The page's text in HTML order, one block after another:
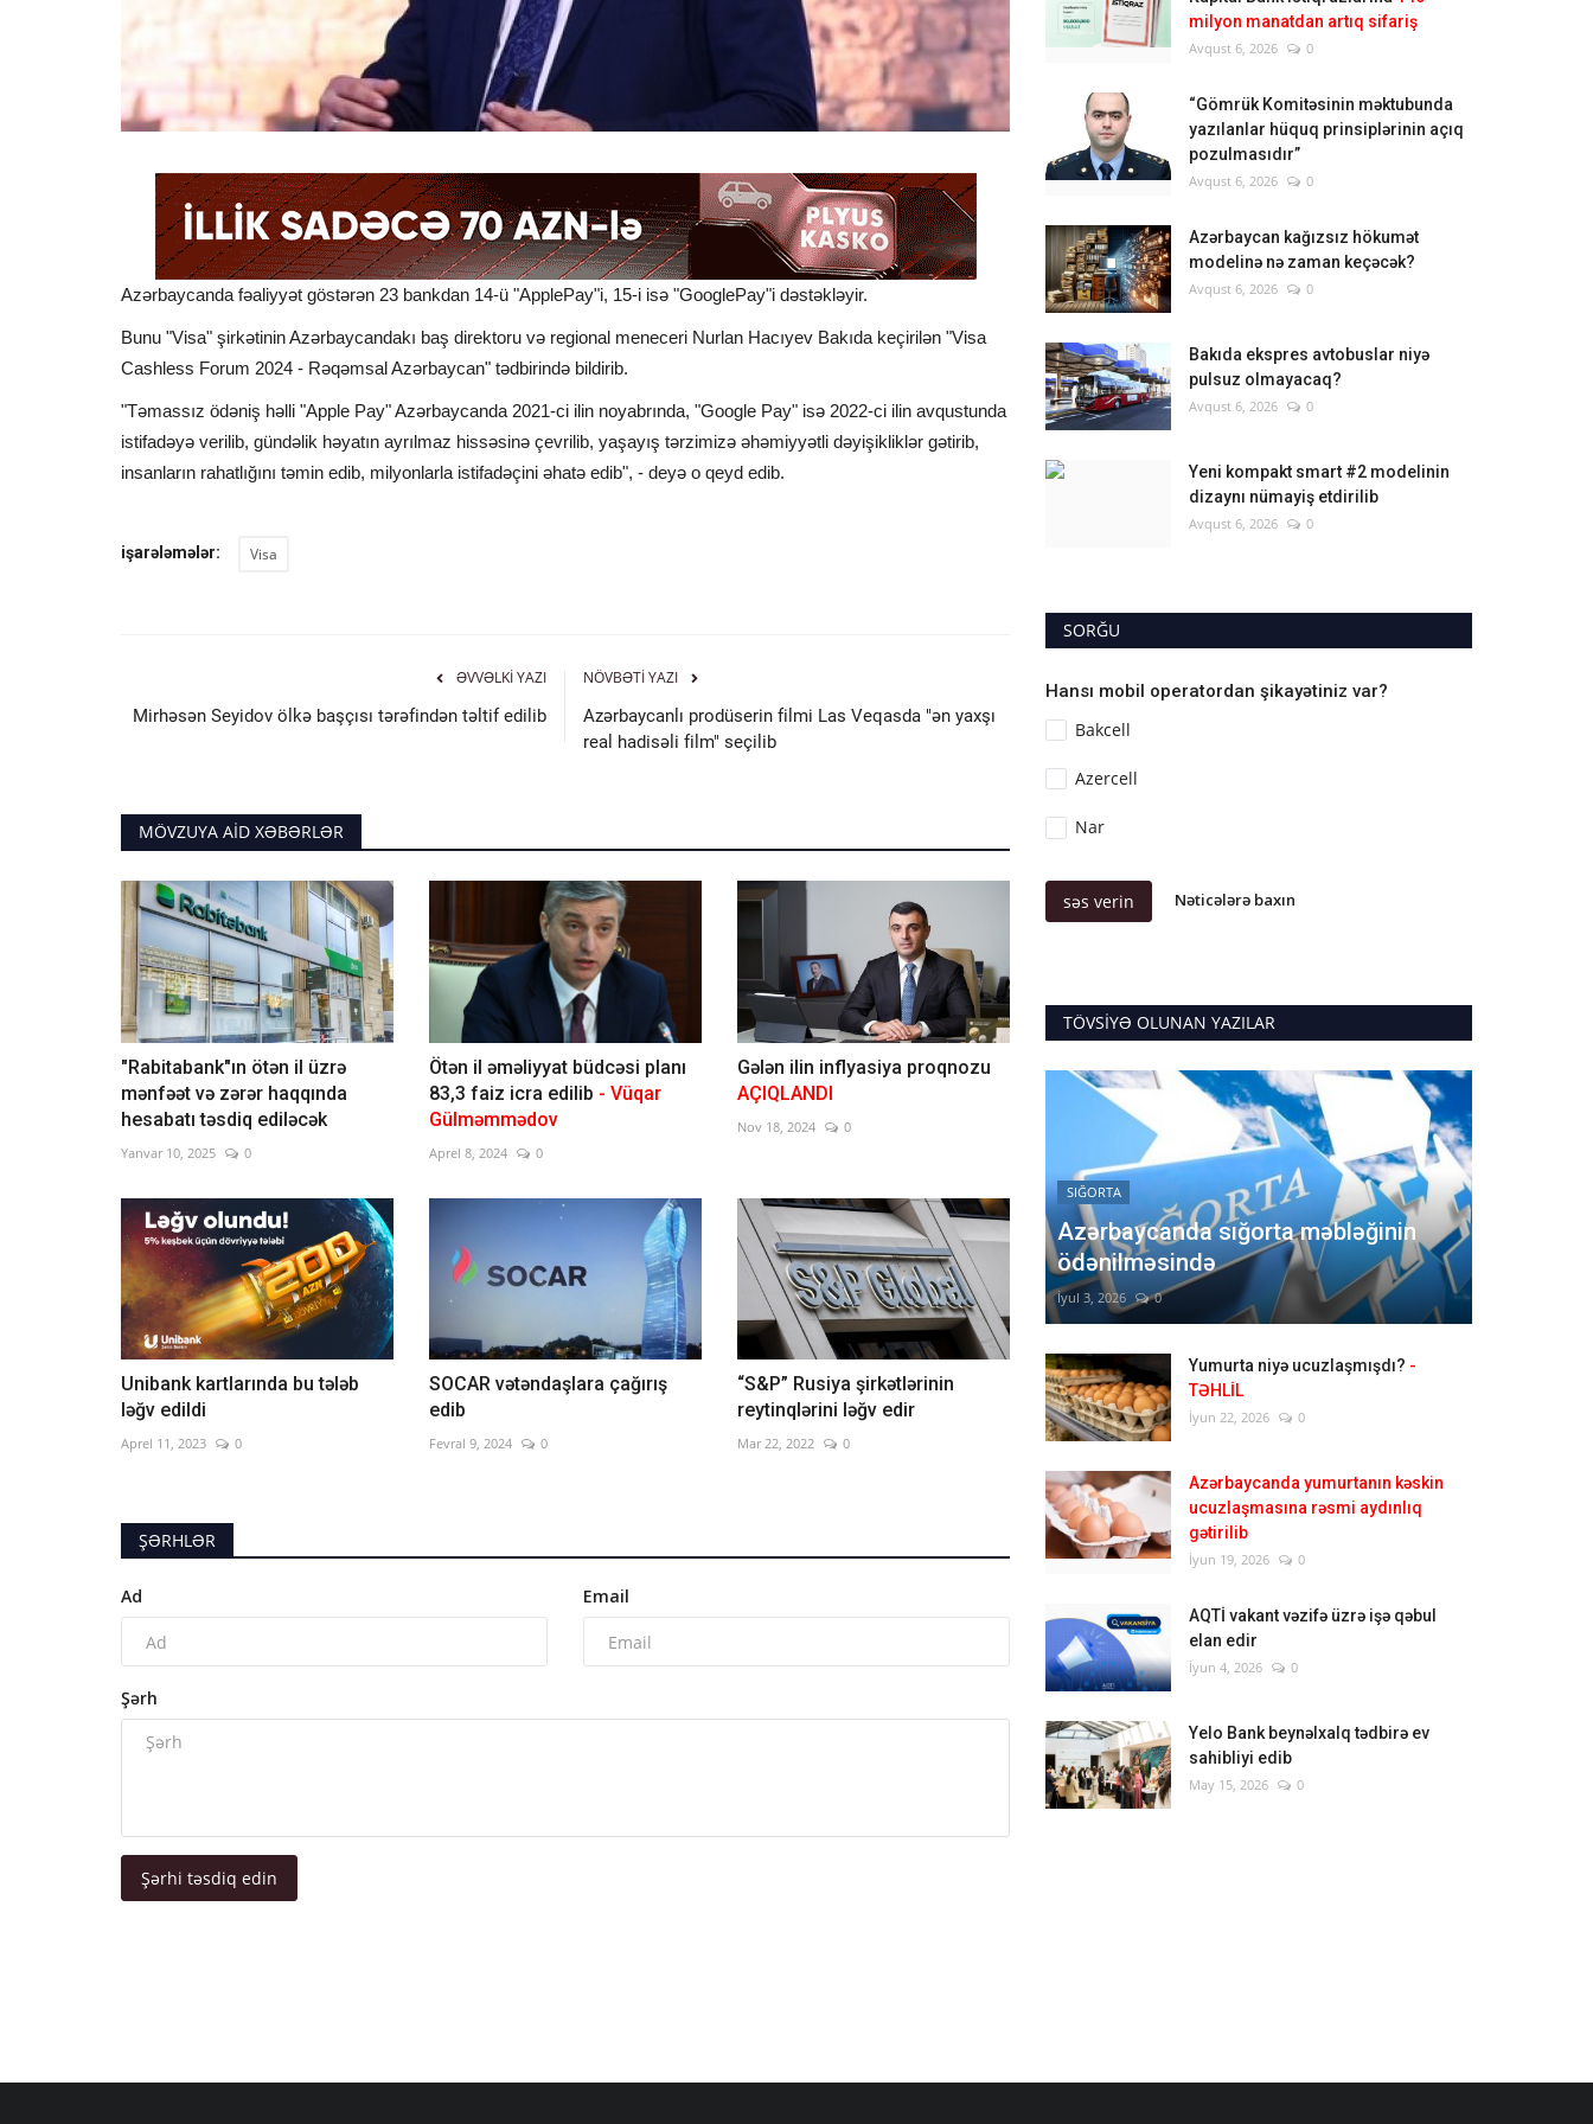
Azərbaycanda fəaliyyət göstərən 23 bankdan 14-ü "ApplePay"i, 15-i isə "GooglePay"i dəstəkləyir.
Bunu "Visa" şirkətinin Azərbaycandakı baş direktoru və regional meneceri Nurlan Hacıyev Bakıda keçirilən "Visa
Cashless Forum 2024 - Rəqəmsal Azərbaycan" tədbirində bildirib.
"Təmassız ödəniş həlli "Apple Pay" Azərbaycanda 2021-ci ilin noyabrında, "Google Pay" isə 2022-ci ilin avqustunda
istifadəyə verilib, gündəlik həyatın ayrılmaz hissəsinə çevrilib, yaşayış tərzimizə əhəmiyyətli dəyişikliklər gətirib,
insanların rahatlığını təmin edib, milyonlarla istifadəçini əhatə edib", - deyə o qeyd edib.
işarələmələr: Visa
ƏVVƏLKI YAZI
Mirhəsən Seyidov ölkə başçısı tərəfindən təltif edilib
NÖVBƏTI YAZI
Azərbaycanlı prodüserin filmi Las Veqasda "ən yaxşı
real hadisəli film" seçilib
MÖVZUYA AID XƏBƏRLƏR
"Rabitabank"ın ötən il üzrə
mənfəət və zərər haqqında
hesabatı təsdiq ediləcək
Yanvar 10, 2025 0
Ötən il əməliyyat büdcəsi planı
83,3 faiz icra edilib - Vüqar
Gülməmmədov
Aprel 8, 2024 0
Gələn ilin inflyasiya proqnozu
AÇIQLANDI
Nov 18, 2024 0
Unibank kartlarında bu tələb
ləğv edildi
Aprel 11, 2023 0
SOCAR vətəndaşlara çağırış
edib
Fevral 9, 2024 0
“S&P” Rusiya şirkətlərinin
reytinqlərini ləğv edir
Mar 22, 2022 0
ŞƏRHLƏR
Ad Email
Şərh
Şərhi təsdiq edin
milyon manatdan artıq sifariş
Avqust 6, 2026 0
“Gömrük Komitəsinin məktubunda
yazılanlar hüquq prinsiplərinin açıq
pozulmasıdır”
Avqust 6, 2026 0
Azərbaycan kağızsız hökumət
modelinə nə zaman keçəcək?
Avqust 6, 2026 0
Bakıda ekspres avtobuslar niyə
pulsuz olmayacaq?
Avqust 6, 2026 0
Yeni kompakt smart #2 modelinin
dizaynı nümayiş etdirilib
Avqust 6, 2026 0
SORĞU
Hansı mobil operatordan şikayətiniz var?
Bakcell
Azercell
Nar
səs verin Nəticələrə baxın
TÖVSIYƏ OLUNAN YAZILAR
SIĞORTA
Azərbaycanda sığorta məbləğinin
ödənilməsində
İyul 3, 2026 0
Yumurta niyə ucuzlaşmışdı? -
TƏHLİL
İyun 22, 2026 0
Azərbaycanda yumurtanın kəskin
ucuzlaşmasına rəsmi aydınlıq
gətirilib
İyun 19, 2026 0
AQTİ vakant vəzifə üzrə işə qəbul
elan edir
İyun 4, 2026 0
Yelo Bank beynəlxalq tədbirə ev
sahibliyi edib
May 15, 2026 0